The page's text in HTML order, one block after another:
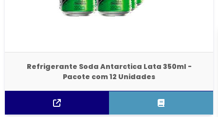
Refrigerante Soda Antarctica Lata 350ml -
Pacote com 12 Unidades